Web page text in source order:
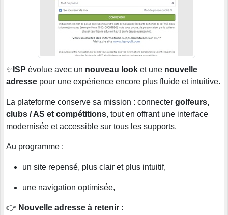
✨ ISP évolue avec un nouveau look et une nouvelle
adresse pour une expérience encore plus fluide et intuitive.
La plateforme conserve sa mission : connecter golfeurs,
clubs / AS et compétitions, tout en offrant une interface
modernisée et accessible sur tous les supports.
Au programme :
un site repensé, plus clair et plus intuitif,
une navigation optimisée,
👉 Nouvelle adresse à retenir :